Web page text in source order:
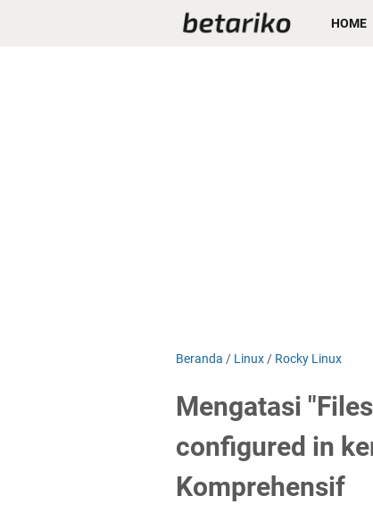
HOME
Beranda / Linux / Rocky Linux
Mengatasi
configured in
Komprehensif